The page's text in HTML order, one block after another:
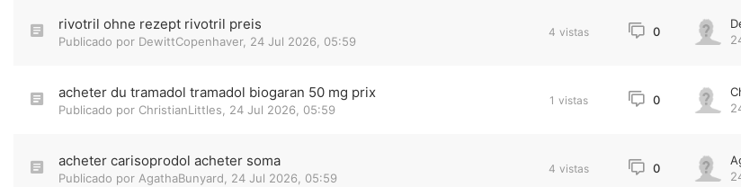
rivotril ohne rezept rivotril preis
Publicado por DewittCopenhaver, 24 Jul 2026, 05:59
4 vistas 0
acheter du tramadol tramadol biogaran 50 mg prix
Publicado por ChristianLittles 24 Jul 2026, 05:59
1 vistas 0
acheter carisoprodol acheter soma
Publicado por AgathaBunyard 24 Jul 2026, 05:59
4 vistas 0